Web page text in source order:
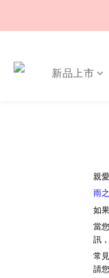
新品上市
親
雨
如
當
訊
常
請